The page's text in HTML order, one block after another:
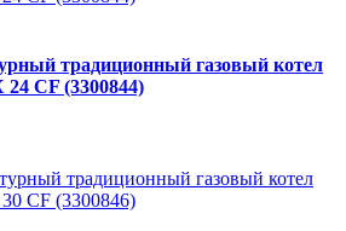
традиционный газовый котел
CF (3300844)